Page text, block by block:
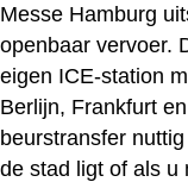
Messe Hamburg
openbaar vervoer.
eigen ICE-station
Berlijn, Frankfurt
beurstransfer
de stad ligt of als u